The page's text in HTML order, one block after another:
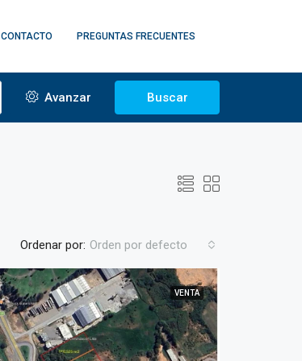
CONTACTO PREGUNTAS FRECUENTES
Avanzar Buscar
Ordenar por: Orden por defecto
VENTA